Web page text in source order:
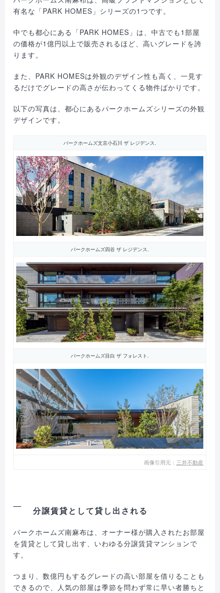
有名な「PARK HOMES」シリーズの1つです。
中でも都心にある「PARK HOMES」は、中古でも1部屋
の価格が1億円以上で販売されるほど、高いグレードを誇
ります。
また、PARK HOMESは外観のデザイン性も高く、一見す
るだけでグレードの高さが伝わってくる物件ばかりです。
以下の写真は、都心にあるパークホームズシリーズの外観
デザインです。
パークホームズ文京小石川 ザ レジデンス.
パークホームズ四谷 ザ レジデンス.
パークホームズ目白 ザ フォレスト.
画像引用元： 三井不動産
分譲賃貸として貸し出される
パークホームズ南麻布は、オーナー様が購入されたお部屋
を賃貸として貸し出す、いわゆる分譲賃貸マンションで
す。
つまり、数億円もするグレードの高い部屋を借りることも
できるので、人気の部屋は季節を問わず常に早い者勝ちと